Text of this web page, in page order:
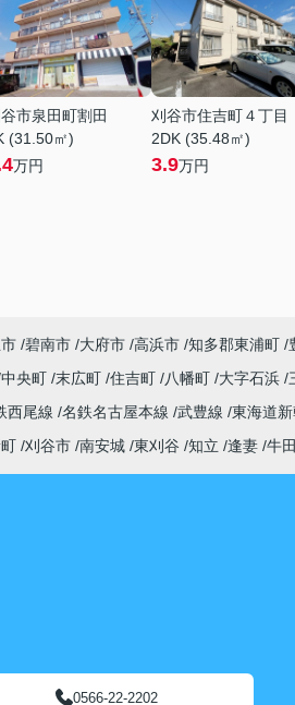
市泉田町割田
(31.50㎡)
万円
刈谷市住吉町４丁目
2DK (35.48㎡)
3.9万円
碧南市 大府市 高浜市 知多郡東浦町
中央町 末広町 住吉町 八幡町 大字石浜
西尾線 名鉄名古屋本線 武豊線 東海道
刈谷市 南安城 東刈谷 知立 逢妻 牛田
0566-22-2202